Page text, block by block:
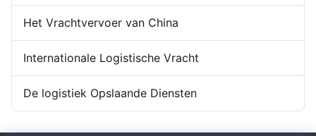
Het Vrachtvervoer van China
Internationale Logistische Vracht
De logistiek Opslaande Diensten